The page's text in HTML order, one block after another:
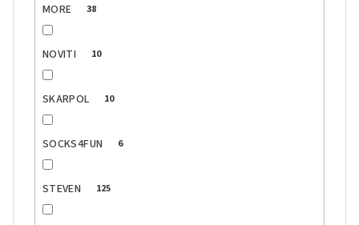
MORE 38
NOVITI 10
SKARPOL 10
SOCKS4FUN 6
STEVEN 125